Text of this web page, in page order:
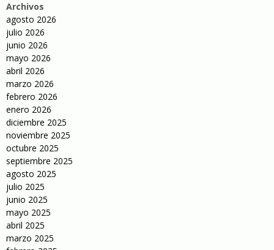
Archivos
agosto 2026
julio 2026
junio 2026
mayo 2026
abril 2026
marzo 2026
febrero 2026
enero 2026
diciembre 2025
noviembre 2025
octubre 2025
septiembre 2025
agosto 2025
julio 2025
junio 2025
mayo 2025
abril 2025
marzo 2025